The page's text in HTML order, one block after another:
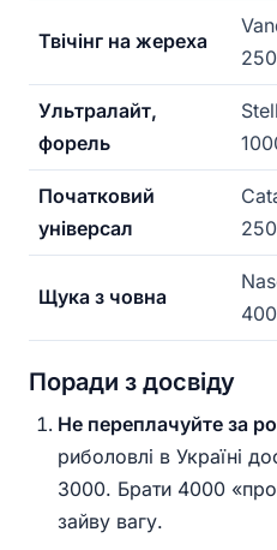
Твічінг на жереха
Ультралайт,
форель
Початковий
універсал
Щука з човна
Поради з досвіду
Не переплачуйте за
риболовлі в Україні
3000. Брати 4000
зайву вагу.